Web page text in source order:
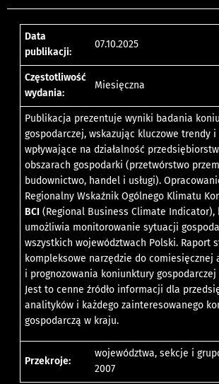
Data
publikacji:
07.10.2025
Częstotliwość
wydania:
Miesięczna
Publikacja prezentuje wyniki badania
gospodarczej, wskazując kluczowe trendy
wpływające na działalność
obszarach gospodarki (przetwórstwo
budownictwo, handel i usługi).
Regionalny Wskaźnik Ogólnego Klimatu
BCI (Regional Business Climate Indicator),
umożliwia monitorowanie sytuacji
wszystkich województwach Polski. Raport
kompleksowe narzędzie do comiesięcznej
i prognozowania koniunktury gospodarczej
Jest to cenne źródło informacji dla
analityków i każdego zainteresowanego
gospodarczą w kraju.
Przekroje:
województwa, sekcje i
2007